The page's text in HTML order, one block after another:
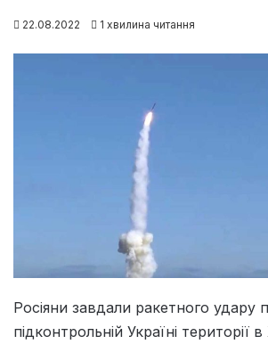
22.08.2022 1 хвилина читання
Росіяни завдали ракетного удару
підконтрольній Україні території